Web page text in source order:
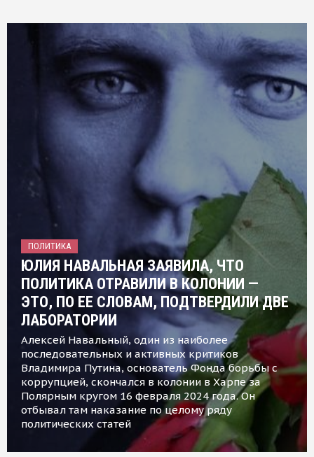
ПОЛИТИКА
ЮЛИЯ НАВАЛЬНАЯ ЗАЯВИЛА, ЧТО
ПОЛИТИКА ОТРАВИЛИ В КОЛОНИИ —
ЭТО, ПО ЕЕ СЛОВАМ, ПОДТВЕРДИЛИ ДВЕ
ЛАБОРАТОРИИ
Алексей Навальный, один из наиболее
последовательных и активных критиков
Владимира Путина, основатель Фонда борьбы с
коррупцией, скончался в колонии в Харпе за
Полярным кругом 16 февраля 2024 года. Он
отбывал там наказание по целому ряду
политических статей